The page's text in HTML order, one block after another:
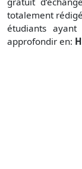
totalement
étudiants
approfondir en: